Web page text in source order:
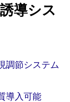
ド
導シス
調節システム
導入可能